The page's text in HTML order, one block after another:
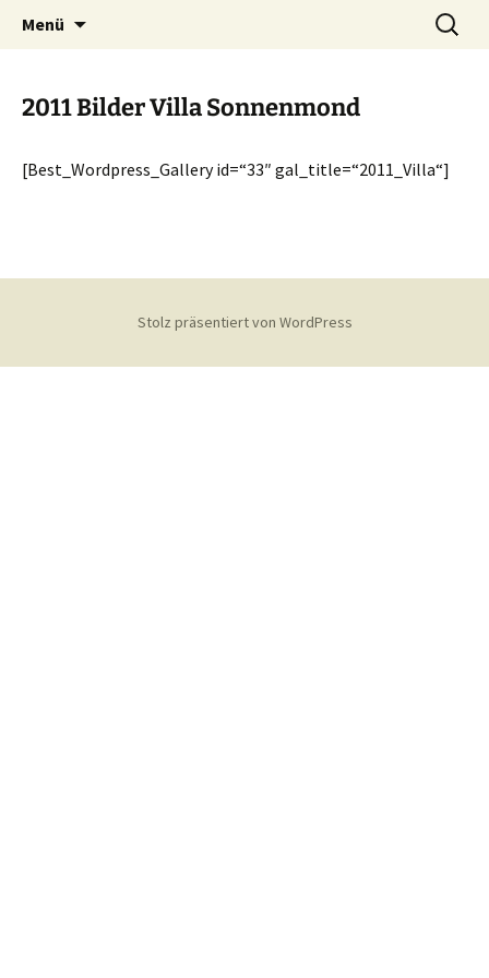
Nauschder Karnevalsverein
e.V.
Homepage des Nauschder Karnevalsverein
e.V.
Menü
Suchen
nach:
2011 Bilder Villa Sonnenmond
[Best_Wordpress_Gallery id=“33″ gal_title=“2011_Villa“]
Stolz präsentiert von WordPress